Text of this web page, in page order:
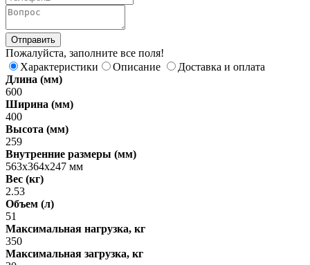
Пожалуйста, заполните все поля!
Характеристики
Описание
Доставка и оплата
Длина (мм)
600
Ширина (мм)
400
Высота (мм)
259
Внутренние размеры (мм)
563х364х247 мм
Вес (кг)
2.53
Объем (л)
51
Максимальная нагрузка, кг
350
Максимальная загрузка, кг